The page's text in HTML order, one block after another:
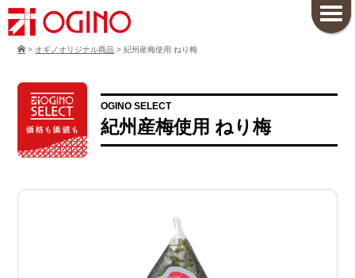
> オギノオリジナル商品 >紀州産梅使用 ねり梅
OGINO SELECT
紀州産梅使用 ねり梅